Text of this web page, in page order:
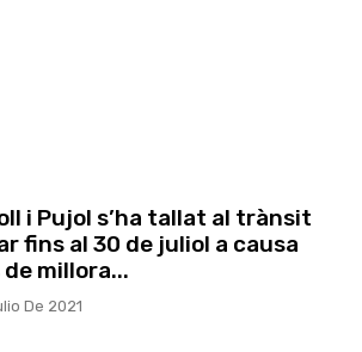
i Pujol s’ha tallat al trànsit
fins al 30 de juliol a causa
millora...
De 2021